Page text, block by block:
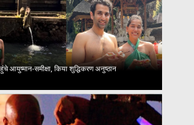
आयुष्मान-समीक्षा, किया शुद्धिकरण अनुष्ठान